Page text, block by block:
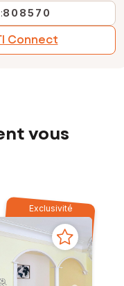
808570
Connect
vous
Exclusivité